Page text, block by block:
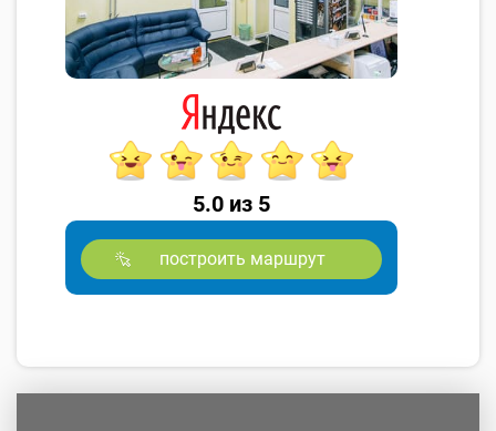
5.0 из 5
построить маршрут